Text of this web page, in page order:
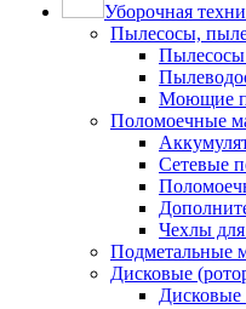
Уборочная
Пылесосы,
Пылесосы
Моющие
Поломоечные
Сетевые
Чехлы
Подметальные
Дисковые